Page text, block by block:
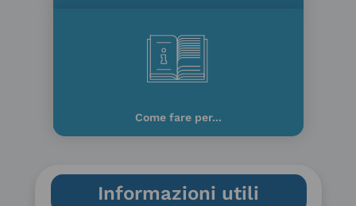
Come fare per...
Informazioni utili